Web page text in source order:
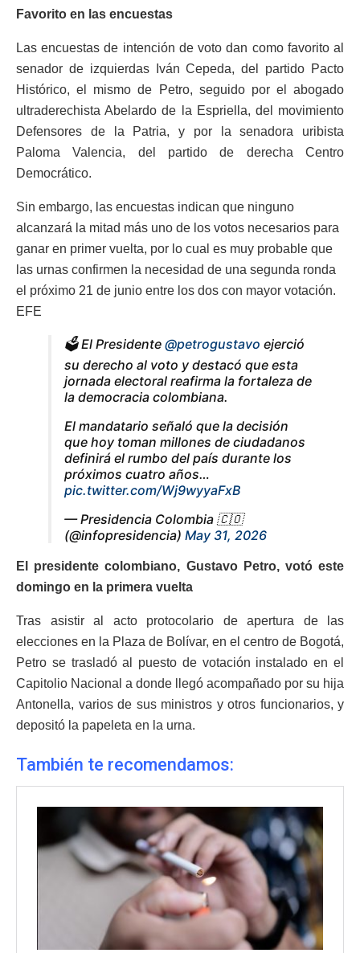
Favorito en las encuestas
Las encuestas de intención de voto dan como favorito al
senador de izquierdas Iván Cepeda, del partido Pacto
Histórico, el mismo de Petro, seguido por el abogado
ultraderechista Abelardo de la Espriella, del movimiento
Defensores de la Patria, y por la senadora uribista
Paloma Valencia, del partido de derecha Centro
Democrático.
Sin embargo, las encuestas indican que ninguno
alcanzará la mitad más uno de los votos necesarios para
ganar en primer vuelta, por lo cual es muy probable que
las urnas confirmen la necesidad de una segunda ronda
el próximo 21 de junio entre los dos con mayor votación.
EFE
🗳️ El Presidente @petrogustavo ejerció
su derecho al voto y destacó que esta
jornada electoral reafirma la fortaleza de
la democracia colombiana.
El mandatario señaló que la decisión
que hoy toman millones de ciudadanos
definirá el rumbo del país durante los
próximos cuatro años…
pic.twitter.com/Wj9wyyaFxB
— Presidencia Colombia 🇨🇴
(@infopresidencia) May 31, 2026
El presidente colombiano, Gustavo Petro, votó este
domingo en la primera vuelta
Tras asistir al acto protocolario de apertura de las
elecciones en la Plaza de Bolívar, en el centro de Bogotá,
Petro se trasladó al puesto de votación instalado en el
Capitolio Nacional a donde llegó acompañado por su hija
Antonella, varios de sus ministros y otros funcionarios, y
depositó la papeleta en la urna.
También te recomendamos: